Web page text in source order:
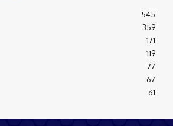
545
359
171
119
77
67
61